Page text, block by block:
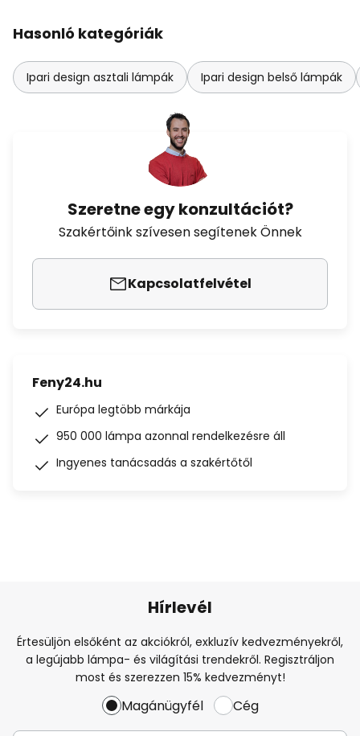
Hasonló kategóriák
Ipari design asztali lámpák Ipari design belső lámpák
Szeretne egy konzultációt?
Szakértőink szívesen segítenek Önnek
Kapcsolatfelvétel
Feny24.hu
Európa legtöbb márkája
950 000 lámpa azonnal rendelkezésre áll
Ingyenes tanácsadás a szakértőtől
Hírlevél
Értesüljön elsőként az akciókról, exkluzív kedvezményekről,
a legújabb lámpa- és világítási trendekről. Regisztráljon
most és szerezzen 15% kedvezményt!
Magánügyfél Cég